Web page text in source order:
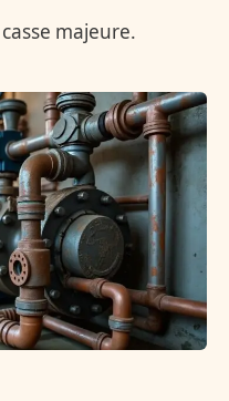
majeure.